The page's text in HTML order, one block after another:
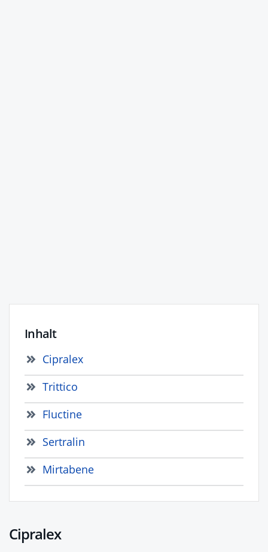
Inhalt
Cipralex
Trittico
Fluctine
Sertralin
Mirtabene
Cipralex